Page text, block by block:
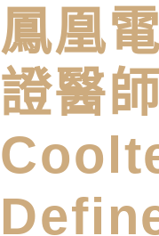
鳳凰
證醫師